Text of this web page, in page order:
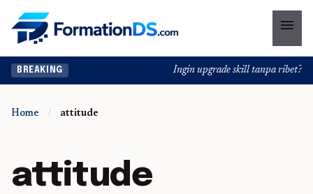
menu
BREAKING Ingin upgrade skill tanpa ribet?
Home / attitude
attitude